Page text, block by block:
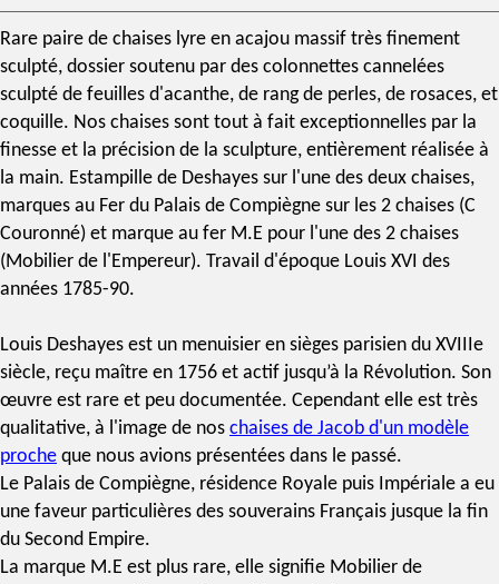
Rare paire de chaises lyre en acajou massif très finement
sculpté, dossier soutenu par des colonnettes cannelées
sculpté de feuilles d'acanthe, de rang de perles, de rosaces, et
coquille. Nos chaises sont tout à fait exceptionnelles par la
finesse et la précision de la sculpture, entièrement réalisée à
la main. Estampille de Deshayes sur l'une des deux chaises,
marques au Fer du Palais de Compiègne sur les 2 chaises (C
Couronné) et marque au fer M.E pour l'une des 2 chaises
(Mobilier de l'Empereur). Travail d'époque Louis XVI des
années 1785-90.
Louis Deshayes est un menuisier en sièges parisien du XVIIIe
siècle, reçu maître en 1756 et actif jusqu’à la Révolution. Son
œuvre est rare et peu documentée. Cependant elle est très
qualitative, à l'image de nos chaises de Jacob d'un modèle
proche que nous avions présentées dans le passé.
Le Palais de Compiègne, résidence Royale puis Impériale a eu
une faveur particulières des souverains Français jusque la fin
du Second Empire.
La marque M.E est plus rare, elle signifie Mobilier de